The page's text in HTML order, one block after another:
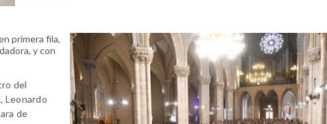
primera fila,
y con
del
Leonardo
de